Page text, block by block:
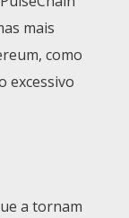
mais
como
excessivo
a tornam